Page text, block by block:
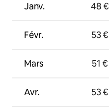
Janv.
Févr.
Mars
Avr.
48 €
53 €
51 €
53 €